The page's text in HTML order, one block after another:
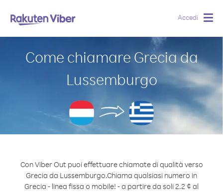
Accedi
Come chiamare Grecia da
Lussemburgo
Con Viber Out puoi effettuare chiamate di qualità verso
Grecia da Lussemburgo.Chiama qualsiasi numero in
Grecia - linea fissa o mobile! - a partire da soli 2.2 ¢ al